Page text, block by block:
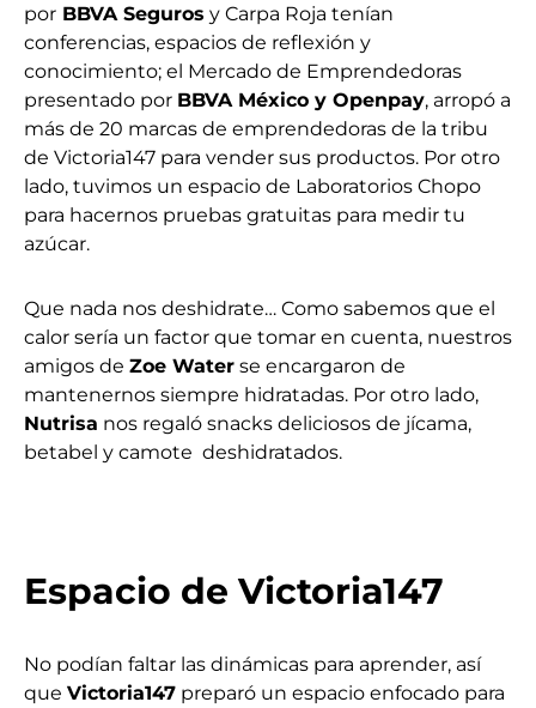
por BBVA Seguros y Carpa Roja tenían
conferencias, espacios de reflexión y
conocimiento; el Mercado de Emprendedoras
presentado por BBVA México y Openpay, arropó a
más de 20 marcas de emprendedoras de la tribu
de Victoria147 para vender sus productos. Por otro
lado, tuvimos un espacio de Laboratorios Chopo
para hacernos pruebas gratuitas para medir tu
azúcar.
Que nada nos deshidrate… Como sabemos que el
calor sería un factor que tomar en cuenta, nuestros
amigos de Zoe Water se encargaron de
mantenernos siempre hidratadas. Por otro lado,
Nutrisa nos regaló snacks deliciosos de jícama,
betabel y camote deshidratados.
Espacio de Victoria147
No podían faltar las dinámicas para aprender, así
que Victoria147 preparó un espacio enfocado para